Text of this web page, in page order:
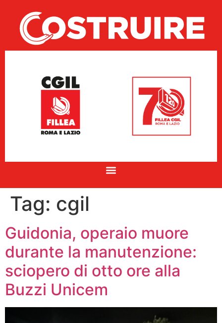
Tag: cgil
Guidonia, operaio muore
durante la manutenzione:
sciopero di otto ore alla
Buzzi Unicem